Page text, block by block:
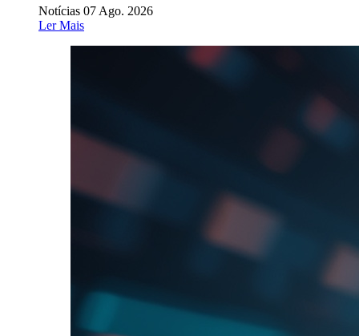
Notícias 07 Ago. 2026
Ler Mais